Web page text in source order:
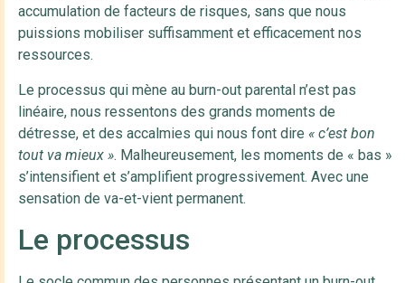
accumulation de facteurs de risques, sans que nous
puissions mobiliser suffisamment et efficacement nos
ressources.
Le processus qui mène au burn-out parental n’est pas
linéaire, nous ressentons des grands moments de
détresse, et des accalmies qui nous font dire « c’est bon
tout va mieux ». Malheureusement, les moments de « bas »
s’intensifient et s’amplifient progressivement. Avec une
sensation de va-et-vient permanent.
Le processus